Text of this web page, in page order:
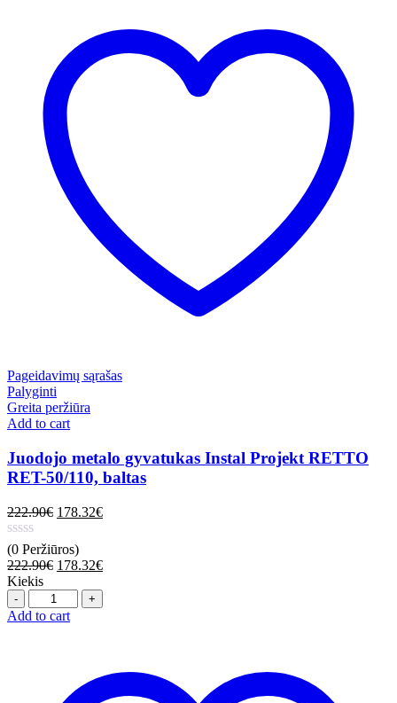
Pageidavimų sąrašas
Palyginti
Greita peržiūra
Add to cart
Juodojo metalo gyvatukas Instal Projekt RETTO
RET-50/110, baltas
222.90€ 178.32€
(0 Peržiūros)
222.90€ 178.32€
Kiekis
Quantity
Add to cart